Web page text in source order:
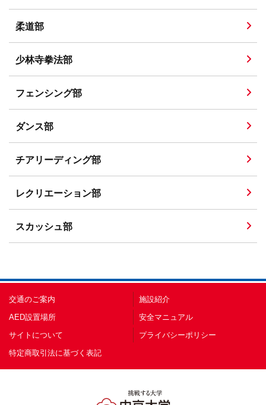
柔道部
少林寺拳法部
フェンシング部
ダンス部
チアリーディング部
レクリエーション部
スカッシュ部
交通のご案内
施設紹介
AED設置場所
安全マニュアル
サイトについて
プライバシーポリシー
特定商取引法に基づく表記